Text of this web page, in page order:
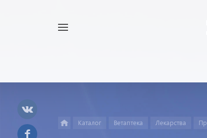
Каталог Ветаптека Лекарства